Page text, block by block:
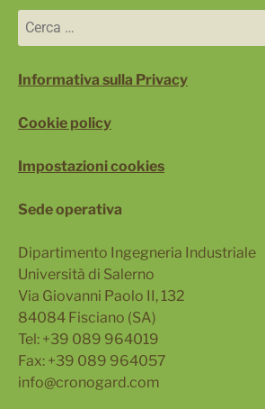
Informativa sulla Privacy
Cookie policy
Impostazioni cookies
Sede operativa
Dipartimento Ingegneria Industriale
Università di Salerno
Via Giovanni Paolo II, 132
84084 Fisciano (SA)
Tel: +39 089 964019
Fax: +39 089 964057
info@cronogard.com